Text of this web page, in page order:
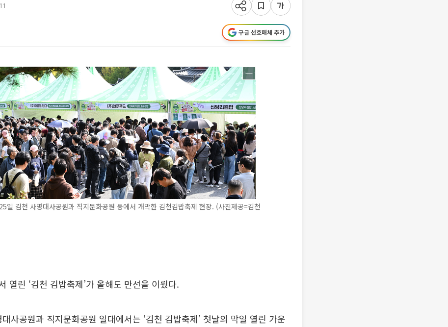
구글 선호매체 추가
일 김천 사명대사공원과 직지문화공원 등에서 개막한 김천김밥축제 현장. (사진제공=김천
열린 ‘김천 김밥축제’가 올해도 만선을 이뤘다.
사공원과 직지문화공원 일대에서는 ‘김천 김밥축제’ 첫날의 막일 열린 가운